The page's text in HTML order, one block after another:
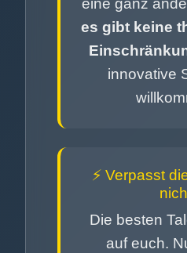
eine ganz
es gibt keine
innovative
⚡ Verpasst
Die besten
auf euch.